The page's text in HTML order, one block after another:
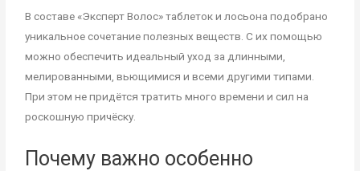
В составе «Эксперт Волос» таблеток и лосьона подобрано
уникальное сочетание полезных веществ. С их помощью
можно обеспечить идеальный уход за длинными,
мелированными, вьющимися и всеми другими типами.
При этом не придётся тратить много времени и сил на
роскошную причёску.
Почему важно особенно